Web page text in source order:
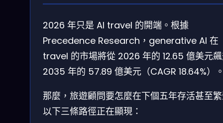
2026 年只是 AI travel 的開端。根據
Precedence Research，generative AI 在
travel 的市場將從 2026 年的 12.65 億美元
2035 年的 57.89 億美元（CAGR 18.64%）
那麼，旅遊顧問要怎麼在下個五年存活甚至
以下三條路徑正在顯現：